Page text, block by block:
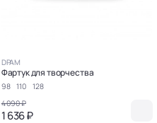
DPAM
Фартук для творчества
98 110
128
4 090 ₽
1 636 ₽